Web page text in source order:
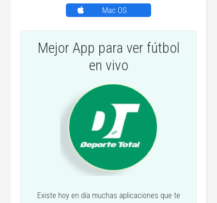
Mac OS
Mejor App para ver fútbol
en vivo
Existe hoy en día muchas aplicaciones que te